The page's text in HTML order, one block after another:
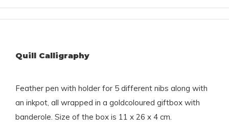
Quill Calligraphy
Feather pen with holder for 5 different nibs along with
an inkpot, all wrapped in a goldcoloured giftbox with
banderole. Size of the box is 11 x 26 x 4 cm.